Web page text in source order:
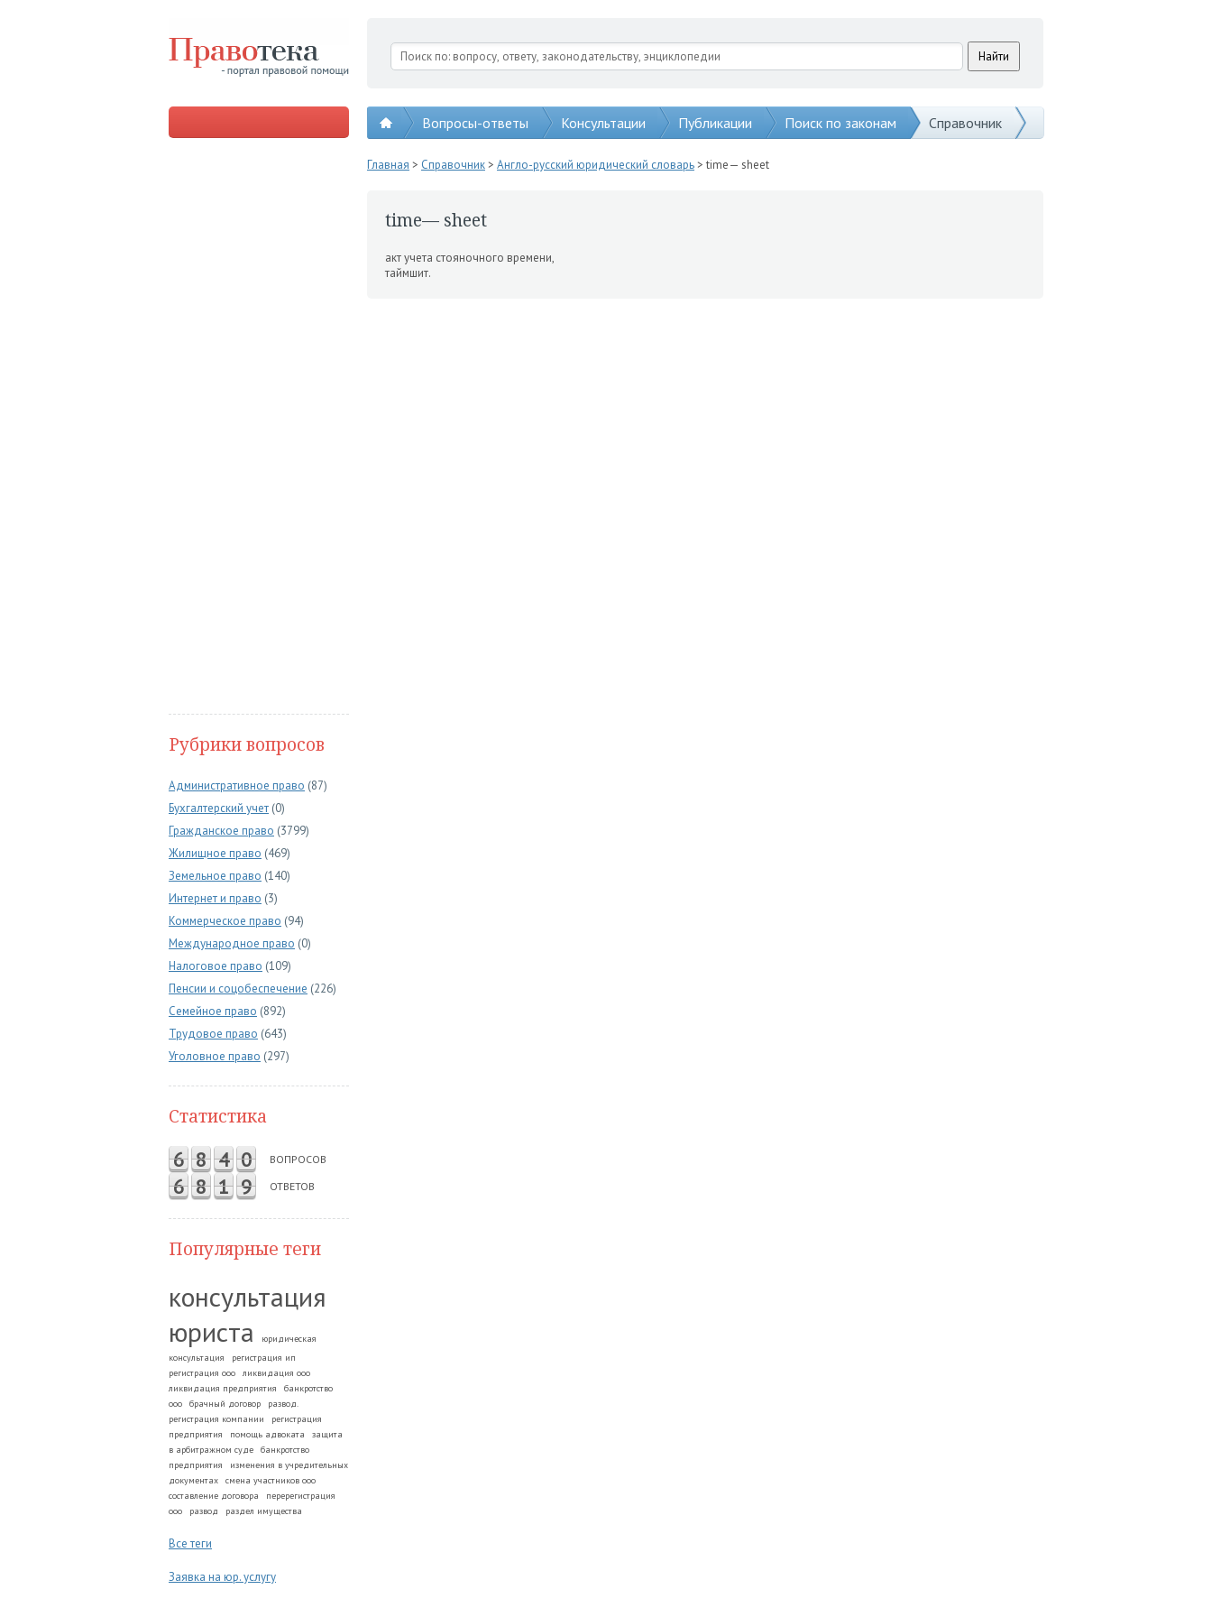
Вопросы-ответы Консультации Публикации Поиск по законам Справочник
Рубрики вопросов
Административное право (87)
Бухгалтерский учет (0)
Гражданское право (3799)
Жилищное право (469)
Земельное право (140)
Интернет и право (3)
Коммерческое право (94)
Международное право (0)
Налоговое право (109)
Пенсии и соцобеспечение (226)
Семейное право (892)
Трудовое право (643)
Уголовное право (297)
Статистика
6 8 4 0 ВОПРОСОВ
6 8 1 9 ОТВЕТОВ
Популярные теги
консультация
юриста
юридическая
консультация
регистрация ип
регистрация ооо
ликвидация ооо
ликвидация предприятия
банкротство
ооо
брачный договор
развод.
регистрация компании
регистрация
предприятия
помощь адвоката
защита
в арбитражном суде
банкротство
предприятия
изменения в учредительных
документах
смена участников ооо
составление договора
перерегистрация
ооо
развод раздел имущества
Все теги
Заявка на юр. услугу
Главная > Справочник> Англо-русский юридический словарь> time— sheet
time— sheet
акт учета стояночного вре­мени,
таймшит.